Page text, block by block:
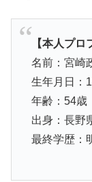
【本人プロ
名前：宮崎
生年月日：
年齢：54
出身：長野
最終学歴：